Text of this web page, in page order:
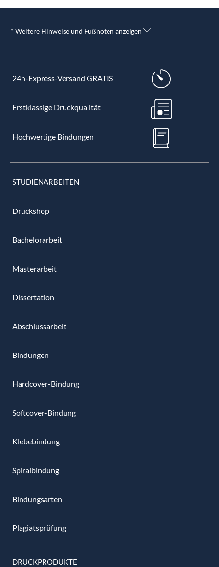
* Weitere Hinweise und Fußnoten anzeigen
24h-Express-Versand GRATIS
Erstklassige Druckqualität
Hochwertige Bindungen
STUDIENARBEITEN
Druckshop
Bachelorarbeit
Masterarbeit
Dissertation
Abschlussarbeit
Bindungen
Hardcover-Bindung
Softcover-Bindung
Klebebindung
Spiralbindung
Bindungsarten
Plagiatsprüfung
DRUCKPRODUKTE